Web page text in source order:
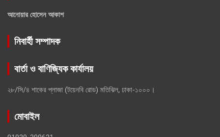
আনোয়ার হোসেন আকাশ
নিবার্হী সম্পাদক
বার্তা ও বাণিজ্যিক কার্যালয়
২৮/সি/৪ শাকের প্লাজা (টয়েনবি রোড) মতিঝিল, ঢাকা-১০০০।
মোবাইল